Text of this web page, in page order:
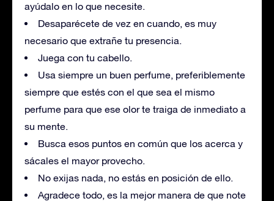
ayúdalo en lo que necesite.
Desaparécete de vez en cuando, es muy
necesario que extrañe tu presencia.
Juega con tu cabello.
Usa siempre un buen perfume, preferiblemente
siempre que estés con el que sea el mismo
perfume para que ese olor te traiga de inmediato a
su mente.
Busca esos puntos en común que los acerca y
sácales el mayor provecho.
No exijas nada, no estás en posición de ello.
Agradece todo, es la mejor manera de que note